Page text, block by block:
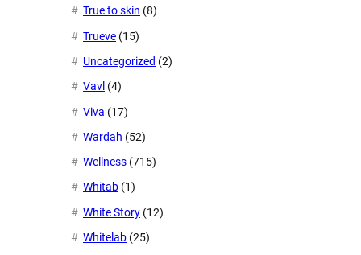
True to skin (8)
Trueve (15)
Uncategorized (2)
Vavl (4)
Viva (17)
Wardah (52)
Wellness (715)
Whitab (1)
White Story (12)
Whitelab (25)